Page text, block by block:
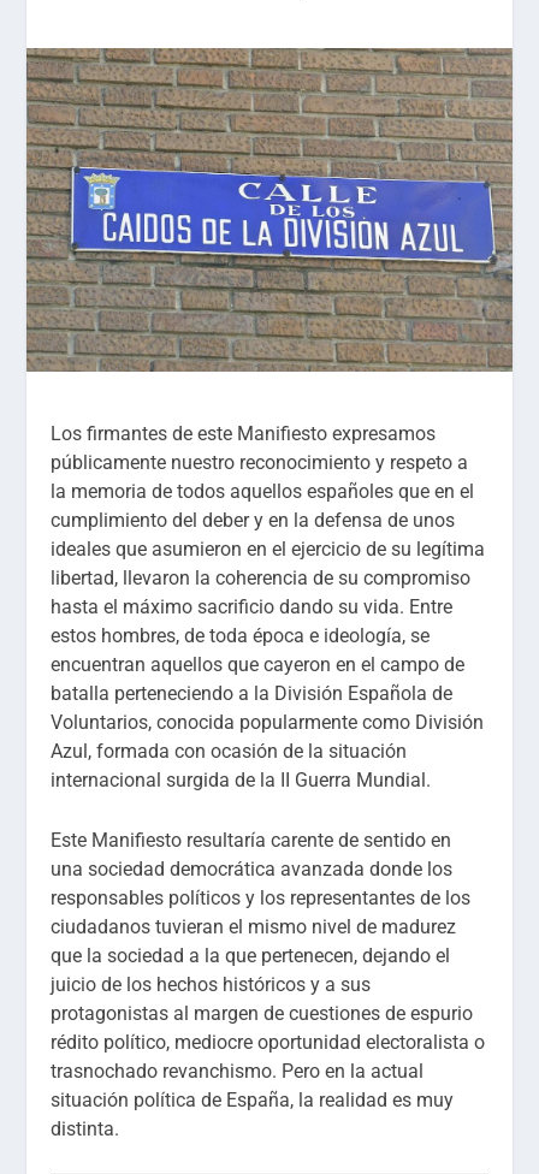
Los firmantes de este Manifiesto expresamos
públicamente nuestro reconocimiento y respeto a
la memoria de todos aquellos españoles que en el
cumplimiento del deber y en la defensa de unos
ideales que asumieron en el ejercicio de su legítima
libertad, llevaron la coherencia de su compromiso
hasta el máximo sacrificio dando su vida. Entre
estos hombres, de toda época e ideología, se
encuentran aquellos que cayeron en el campo de
batalla perteneciendo a la División Española de
Voluntarios, conocida popularmente como División
Azul, formada con ocasión de la situación
internacional surgida de la II Guerra Mundial.
Este Manifiesto resultaría carente de sentido en
una sociedad democrática avanzada donde los
responsables políticos y los representantes de los
ciudadanos tuvieran el mismo nivel de madurez
que la sociedad a la que pertenecen, dejando el
juicio de los hechos históricos y a sus
protagonistas al margen de cuestiones de espurio
rédito político, mediocre oportunidad electoralista o
trasnochado revanchismo. Pero en la actual
situación política de España, la realidad es muy
distinta.